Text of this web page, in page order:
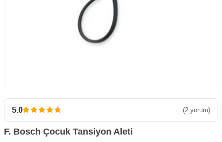
5.0 (2 yorum)
F. Bosch Çocuk Tansiyon Aleti